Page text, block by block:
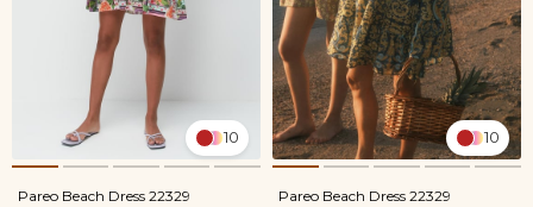
10
Pareo Beach Dress 22329
10
Pareo Beach Dress 22329